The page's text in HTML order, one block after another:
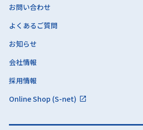
お問い合わせ
よくあるご質問
お知らせ
会社情報
採用情報
Online Shop (S-net)